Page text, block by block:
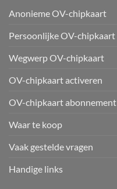
Anonieme OV-chipkaart
Persoonlijke OV-chipkaart
Wegwerp OV-chipkaart
OV-chipkaart activeren
OV-chipkaart abonnement
Waar te koop
Vaak gestelde vragen
Handige links